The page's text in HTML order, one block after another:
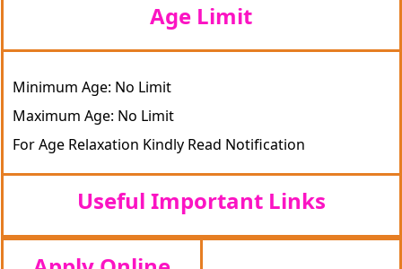
Age Limit
Minimum Age: No Limit
Maximum Age: No Limit
For Age Relaxation Kindly Read Notification
Useful Important Links